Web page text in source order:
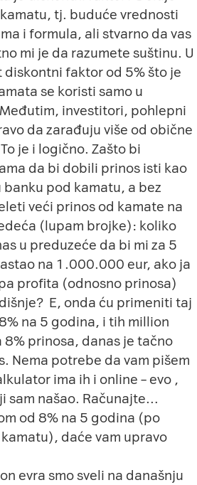
tj. buduće vrednosti
i formula, ali stvarno da vas
mi je da razumete suštinu. U
diskontni faktor od 5% što je
se koristi samo u
investitori, pohlepni
da zarađuju više od obične
je i logično. Zašto bi
da bi dobili prinos isti kao
banku pod kamatu, a bez
veći prinos od kamate na
(lupam brojke): koliko
u preduzeće da bi mi za 5
na 1.000.000 eur, ako ja
profita (odnosno prinosa)
E, onda ću primeniti taj
na 5 godina, i tih million
8% prinosa, danas je tačno
Nema potrebe da vam pišem
ima ih i online – evo ,
sam našao. Računajte…
od 8% na 5 godina (po
daće vam upravo
evra smo sveli na današnju